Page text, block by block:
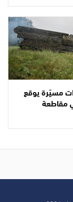
مسيّرة يوقع
مقاطعة